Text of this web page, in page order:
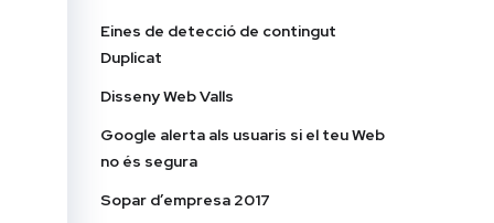
Eines de detecció de contingut
Duplicat
Disseny Web Valls
Google alerta als usuaris si el teu Web
no és segura
Sopar d’empresa 2017